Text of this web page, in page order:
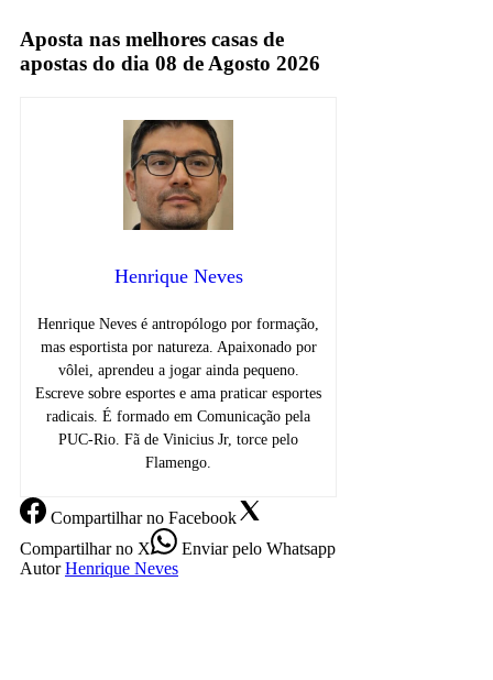
Aposta nas melhores casas de
apostas do dia 08 de Agosto 2026
Henrique Neves
Henrique Neves é antropólogo por formação,
mas esportista por natureza. Apaixonado por
vôlei, aprendeu a jogar ainda pequeno.
Escreve sobre esportes e ama praticar esportes
radicais. É formado em Comunicação pela
PUC-Rio. Fã de Vinicius Jr, torce pelo
Flamengo.
Compartilharno Facebook
Compartilharno X Enviarpelo Whatsapp
Autor Henrique Neves